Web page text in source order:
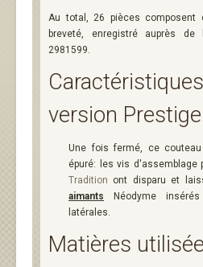
Au total, 26 pièces composent
breveté, enregistré auprès
2981599.
version
Une fois fermé, ce
épuré: les vis d'assemblage
Tradition ont disparu et
aimants Néodyme
latérales.
Matières